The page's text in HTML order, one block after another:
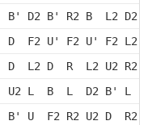
B' D2 B' R2 B  L2 D2
F2 U' F2 U' F2 L2
L2 D  R  L2 U2 R2
U2 L  B  L  D2 B' L
U  F2 R2 U2 D  R2